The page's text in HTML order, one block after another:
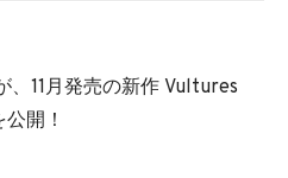
、11月発売の新作 Vultures
開！